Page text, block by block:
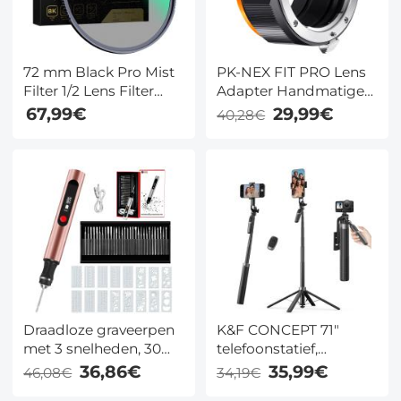
72 mm Black Pro Mist
Filter 1/2 Lens Filter
Voor Speciale Effecten
Ultrahelder Meerlaags
Krasbestendig En
Antireflectie Nano Xcel
Serie
67,99€
PK-NEX FIT PRO Lens
Adapter Handmatige
Focus Compatible
Pentax PK K Lenzen
40,28€ 29,99€
Draadloze graveerpen
met 3 snelheden, 30
bits, 16 sjablonen, voor
46,08€ 36,86€
K&F CONCEPT 71"
telefoonstatief,
automatisch
34,19€ 35,99€